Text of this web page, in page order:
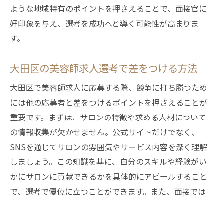
ような地域特有のポイントを押さえることで、面接官に
好印象を与え、選考を成功へと導く可能性が高まりま
す。
大田区の美容師求人選考で差をつける方法
大田区で美容師求人に応募する際、競争に打ち勝つため
には他の応募者と差をつけるポイントを押さえることが
重要です。まずは、サロンの特徴や求める人材について
の情報収集が欠かせません。公式サイトだけでなく、
SNSを通じてサロンの雰囲気やサービス内容を深く理解
しましょう。この知識を基に、自分のスキルや経験がい
かにサロンに貢献できるかを具体的にアピールすること
で、選考で優位に立つことができます。また、面接では